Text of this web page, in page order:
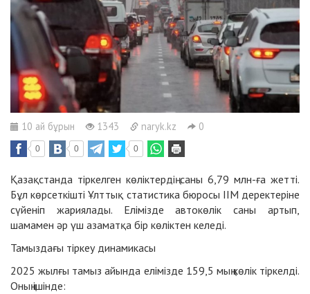
10 ай бұрын 1343 naryk.kz 0
0 0 0
Қазақстанда тіркелген көліктердің саны 6,79 млн-ға жетті.
Бұл көрсеткішті Ұлттық статистика бюросы ІІМ деректеріне
сүйеніп жариялады. Елімізде автокөлік саны артып,
шамамен әр үш азаматқа бір көліктен келеді.
Тамыздағы тіркеу динамикасы
2025 жылғы тамыз айында елімізде 159,5 мың көлік тіркелді.
Оның ішінде: